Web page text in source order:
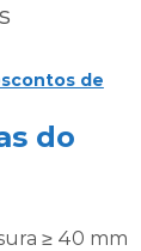
de
do
≥ 40 mm